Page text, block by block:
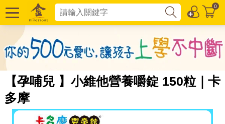
0
【孕哺兒 】小維他營養嚼錠 150粒｜卡
多摩